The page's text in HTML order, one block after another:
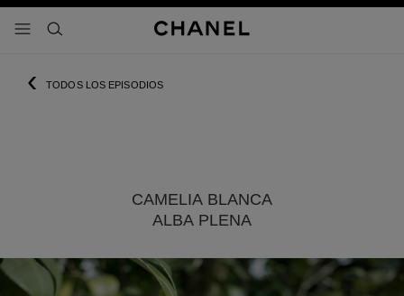
- navegación principal
buscar
‹ TODOS LOS EPISODIOS
CAMELIA BLANCA
ALBA PLENA